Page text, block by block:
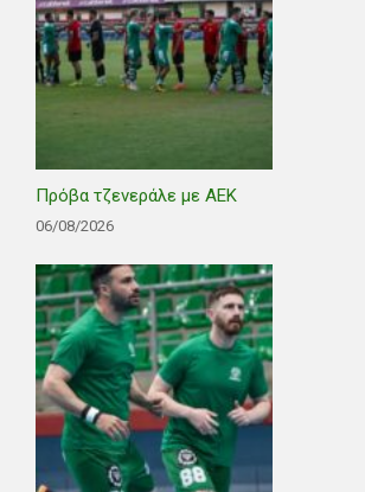
Πρόβα τζενεράλε με ΑΕΚ
06/08/2026